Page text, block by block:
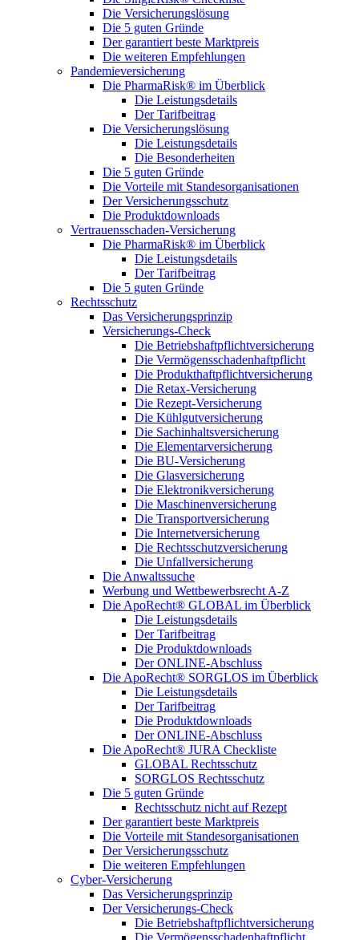
Die Versicherungslösung
Die 5 guten Gründe
Der garantiert beste Marktpreis
Die weiteren Empfehlungen
Pandemieversicherung
Die PharmaRisk® im Überblick
Die Leistungsdetails
Der Tarifbeitrag
Die Versicherungslösung
Die Leistungsdetails
Die Besonderheiten
Die 5 guten Gründe
Die Vorteile mit Standesorganisationen
Der Versicherungsschutz
Die Produktdownloads
Vertrauensschaden-Versicherung
Die PharmaRisk® im Überblick
Die Leistungsdetails
Der Tarifbeitrag
Die 5 guten Gründe
Rechtsschutz
Das Versicherungsprinzip
Versicherungs-Check
Die Betriebshaftpflichtversicherung
Die Vermögensschadenhaftpflicht
Die Produkthaftpflichtversicherung
Die Retax-Versicherung
Die Rezept-Versicherung
Die Kühlgutversicherung
Die Sachinhaltsversicherung
Die Elementarversicherung
Die BU-Versicherung
Die Glasversicherung
Die Elektronikversicherung
Die Maschinenversicherung
Die Transportversicherung
Die Internetversicherung
Die Rechtsschutzversicherung
Die Unfallversicherung
Die Anwaltssuche
Werbung und Wettbewerbsrecht A-Z
Die ApoRecht® GLOBAL im Überblick
Die Leistungsdetails
Der Tarifbeitrag
Die Produktdownloads
Der ONLINE-Abschluss
Die ApoRecht® SORGLOS im Überblick
Die Leistungsdetails
Der Tarifbeitrag
Die Produktdownloads
Der ONLINE-Abschluss
Die ApoRecht® JURA Checkliste
GLOBAL Rechtsschutz
SORGLOS Rechtsschutz
Die 5 guten Gründe
Rechtsschutz nicht auf Rezept
Der garantiert beste Marktpreis
Die Vorteile mit Standesorganisationen
Der Versicherungsschutz
Die weiteren Empfehlungen
Cyber-Versicherung
Das Versicherungsprinzip
Der Versicherungs-Check
Die Betriebshaftpflichtversicherung
Die Vermögensschadenhaftpflicht